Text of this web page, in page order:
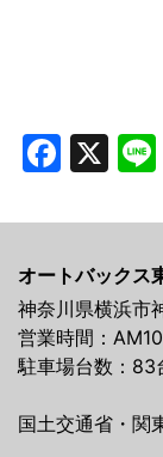
X
オートバックス
神奈川県横浜市
営業時間：
駐車場台数：
国土交通省・関